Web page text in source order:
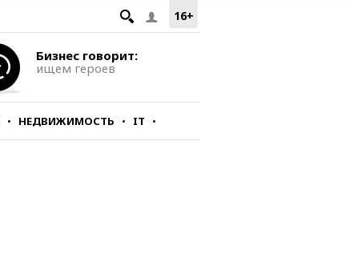
16+
Бизнес говорит:
ищем героев
НЕДВИЖИМОСТЬ IT